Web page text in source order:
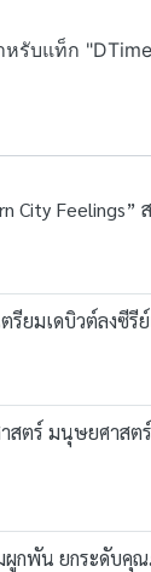
รับแท็ก
City
ยมเดบิวต์ลงซี
ตร์ มนุษยศาส
ผูกพัน ยกระดับคุ